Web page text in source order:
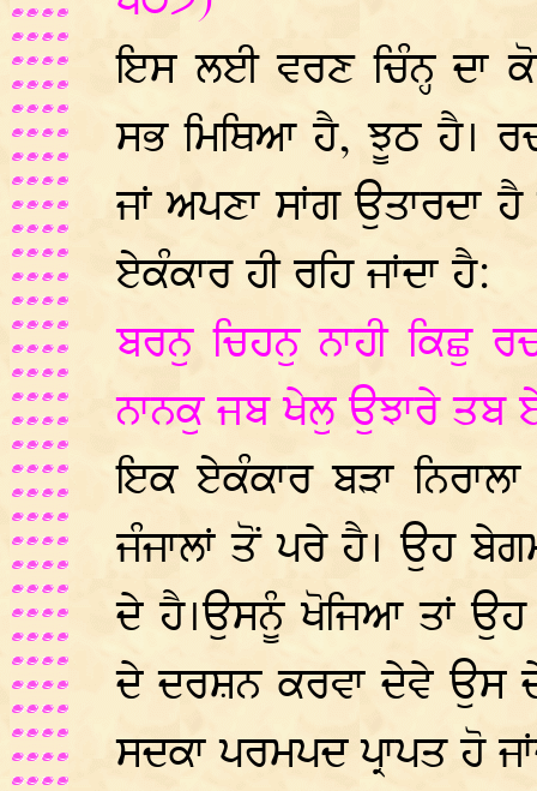
ਇਸ ਲਈ ਵਰਣ ਚਿੰਨ੍ਹ ਦਾ
ਸਭ ਮਿਥਿਆ ਹੈ, ਝੂਠ ਹੈ।
ਜਾਂ ਅਪਣਾ ਸਾਂਗ ਉਤਾਰਦਾ
ਏਕੰਕਾਰ ਹੀ ਰਹਿ ਜਾਂਦਾ ਹੈ:
ਬਰਨੁ ਚਿਹਨੁ ਨਾਹੀ ਕਿਛੁ
ਨਾਨਕੁ ਜਬ ਖੇਲੁ ਉਝਾਰੇ ਤਬ
ਇਕ ਏਕੰਕਾਰ ਬੜਾ
ਜੰਜਾਲਾਂ ਤੋਂ ਪਰੇ ਹੈ। ਉਹ
ਦੇ ਹੈ।ਉਸਨੂੰ ਖੋਜਿਆ ਤਾਂ ਉਹ
ਦੇ ਦਰਸ਼ਨ ਕਰਵਾ ਦੇਵੇ ਉਸ
ਸਦਕਾ ਪਰਮਪਦ ਪ੍ਰਾਪਤ ਹੋ